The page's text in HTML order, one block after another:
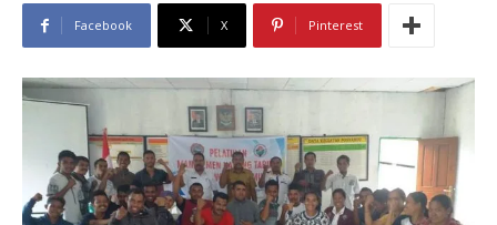
Facebook X Pinterest